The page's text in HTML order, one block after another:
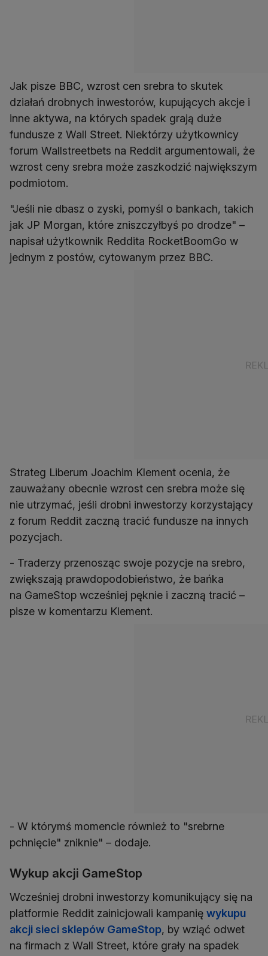
Jak pisze BBC, wzrost cen srebra to skutek
działań drobnych inwestorów, kupujących akcje i
inne aktywa, na których spadek grają duże
fundusze z Wall Street. Niektórzy użytkownicy
forum Wallstreetbets na Reddit argumentowali, że
wzrost ceny srebra może zaszkodzić największym
podmiotom.
"Jeśli nie dbasz o zyski, pomyśl o bankach, takich
jak JP Morgan, które zniszczyłbyś po drodze" –
napisał użytkownik Reddita RocketBoomGo w
jednym z postów, cytowanym przez BBC.
Strateg Liberum Joachim Klement ocenia, że
zauważany obecnie wzrost cen srebra może się
nie utrzymać, jeśli drobni inwestorzy korzystający
z forum Reddit zaczną tracić fundusze na innych
pozycjach.
- Traderzy przenosząc swoje pozycje na srebro,
zwiększają prawdopodobieństwo, że bańka
na GameStop wcześniej pęknie i zaczną tracić –
pisze w komentarzu Klement.
- W którymś momencie również to "srebrne
pchnięcie" zniknie" – dodaje.
Wykup akcji GameStop
Wcześniej drobni inwestorzy komunikujący się na
platformie Reddit zainicjowali kampanię wykupu
akcji sieci sklepów GameStop, by wziąć odwet
na firmach z Wall Street, które grały na spadek